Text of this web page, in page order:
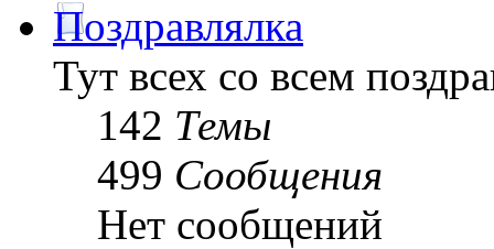
Поздравлялка
Тут всех со всем
142 Темы
499 Сообщения
Нет сообщений